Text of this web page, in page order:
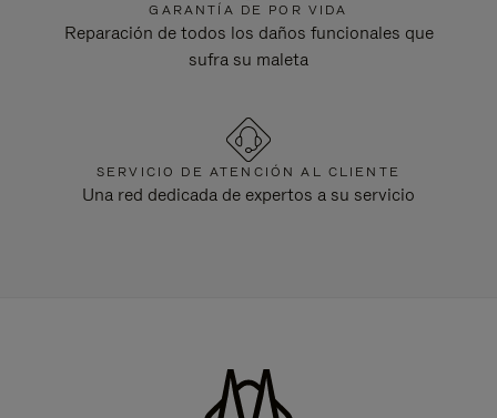
GARANTÍA DE POR VIDA
Reparación de todos los daños funcionales que
sufra su maleta
SERVICIO DE ATENCIÓN AL CLIENTE
Una red dedicada de expertos a su servicio